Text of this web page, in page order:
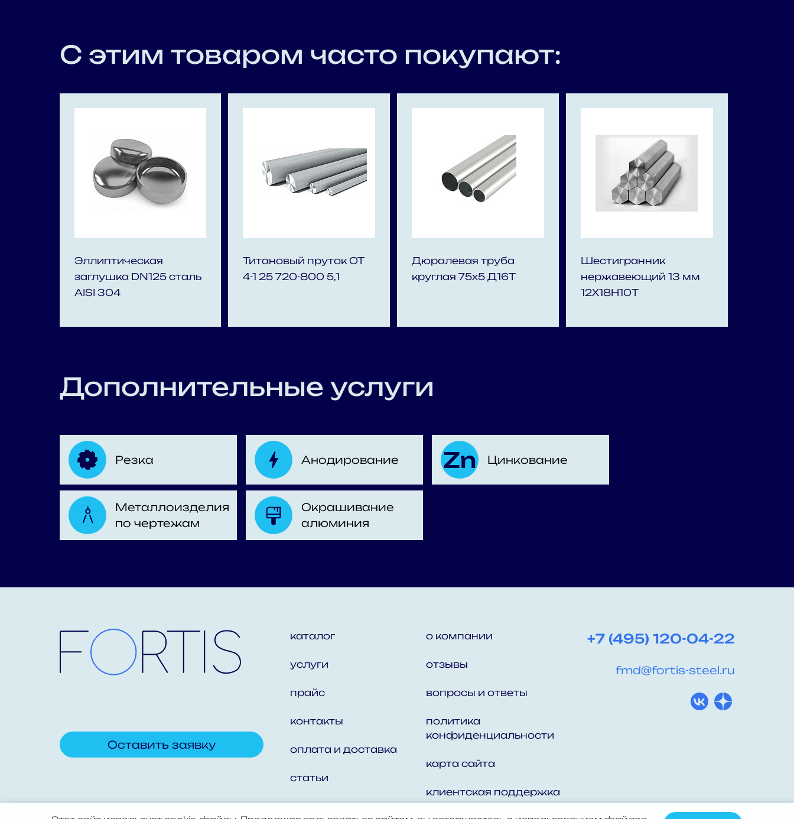
С этим товаром часто покупают:
Эллиптическая
заглушка DN125 сталь
AISI 304
Титановый пруток ОТ
4-1 25 720-800 5,1
Дюралевая труба
круглая 75х5 Д16Т
Шестигранник
нержавеющий 13 мм
12Х18Н10Т
Дополнительные услуги
Резка Анодирование Цинкование
Металлоизделия
по чертежам
Окрашивание
алюминия
Оставить заявку
каталог
услуги
прайс
контакты
оплата и доставка
статьи
о компании
отзывы
вопросы и ответы
политика
конфиденциальности
карта сайта
клиентская поддержка
+7 (495) 120-04-22
fmd@fortis-steel.ru